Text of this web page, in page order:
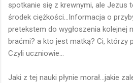
spotkanie się z krewnymi, ale Jezus
środek ciężkości...Informacja o
pretekstem do wygłoszenia kolejnej
braćmi? a kto jest matką? Ci, którzy
Czyli uczniowie...
Jaki z tej nauki płynie morał...jakie